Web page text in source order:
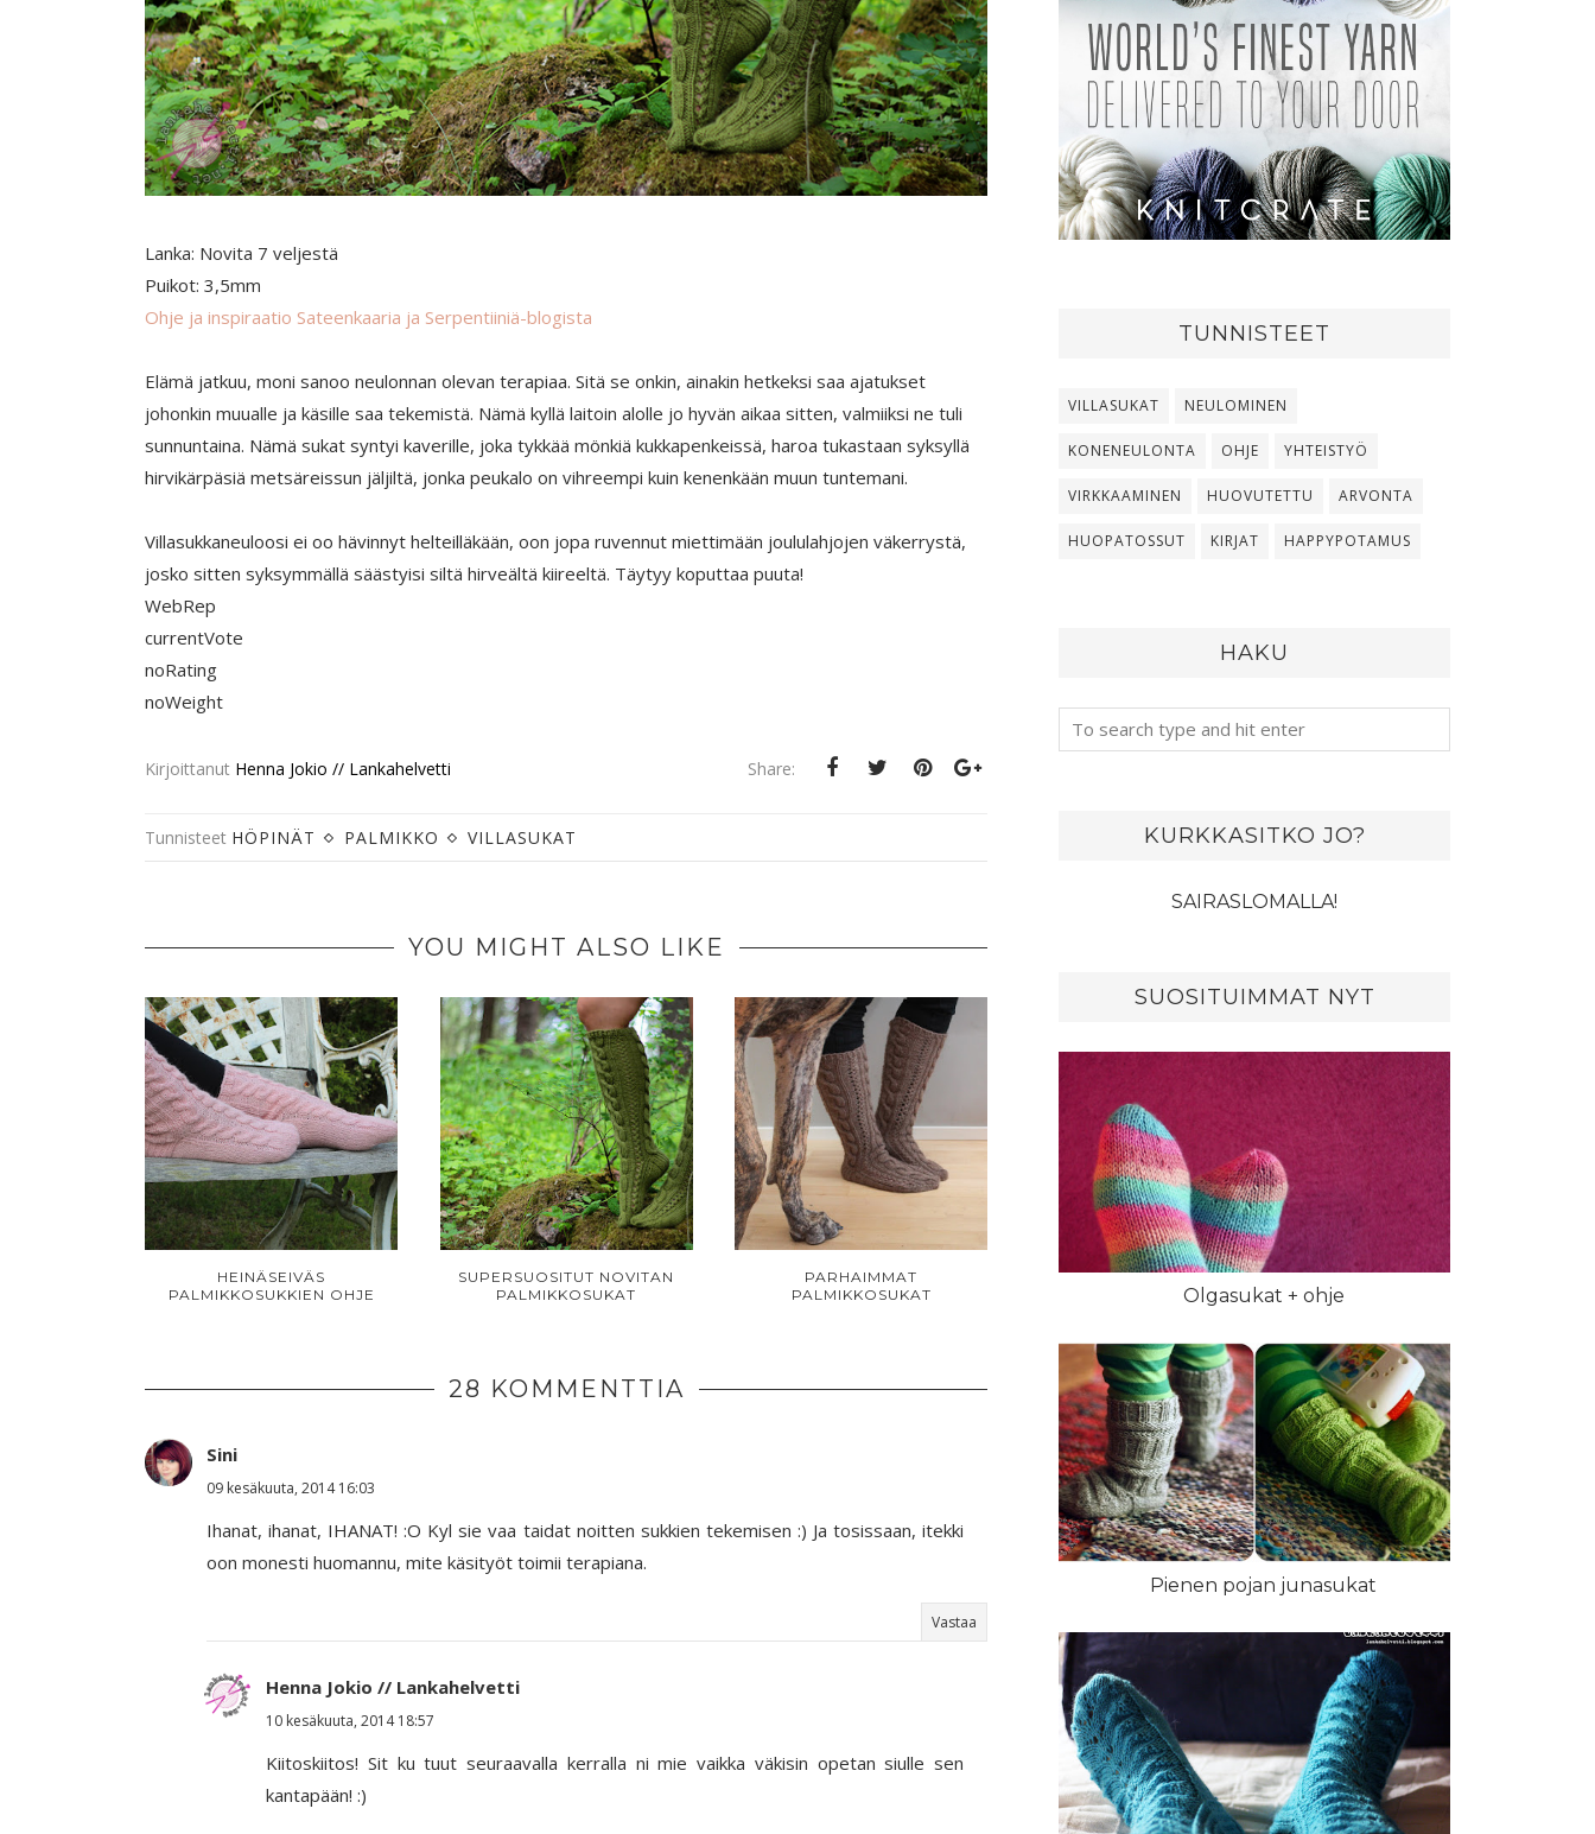
Lanka: Novita 7 veljestä
Puikot: 3,5mm
Ohje ja inspiraatio Sateenkaaria ja Serpentiiniä-blogista
Elämä jatkuu, moni sanoo neulonnan olevan terapiaa. Sitä se onkin, ainakin hetkeksi saa ajatukset
johonkin muualle ja käsille saa tekemistä. Nämä kyllä laitoin alolle jo hyvän aikaa sitten, valmiiksi ne tuli
sunnuntaina. Nämä sukat syntyi kaverille, joka tykkää mönkiä kukkapenkeissä, haroa tukastaan syksyllä
hirvikärpäsiä metsäreissun jäljiltä, jonka peukalo on vihreempi kuin kenenkään muun tuntemani.
Villasukkaneuloosi ei oo hävinnyt helteilläkään, oon jopa ruvennut miettimään joululahjojen väkerrystä,
josko sitten syksymmällä säästyisi siltä hirveältä kiireeltä. Täytyy koputtaa puuta!
WebRep
currentVote
noRating
noWeight
Kirjoittanut Henna Jokio // Lankahelvetti Share:
Tunnisteet HÖPINÄT PALMIKKO VILLASUKAT
YOU MIGHT ALSO LIKE
HEINÄSEIVÄS
PALMIKKOSUKKIEN OHJE
SUPERSUOSITUT NOVITAN
PALMIKKOSUKAT
PARHAIMMAT
PALMIKKOSUKAT
28 KOMMENTTIA
Sini
09 kesäkuuta, 2014 16:03
Ihanat, ihanat, IHANAT! :O Kyl sie vaa taidat noitten sukkien tekemisen :) Ja tosissaan, itekki
oon monesti huomannu, mite käsityöt toimii terapiana.
Vastaa
Henna Jokio // Lankahelvetti
10 kesäkuuta, 2014 18:57
Kiitoskiitos! Sit ku tuut seuraavalla kerralla ni mie vaikka väkisin opetan siulle sen
kantapään! :)
TUNNISTEET
VILLASUKAT NEULOMINEN
KONENEULONTA OHJE YHTEISTYÖ
VIRKKAAMINEN HUOVUTETTU ARVONTA
HUOPATOSSUT KIRJAT HAPPYPOTAMUS
HAKU
KURKKASITKO JO?
SAIRASLOMALLA!
SUOSITUIMMAT NYT
Olgasukat + ohje
Pienen pojan junasukat